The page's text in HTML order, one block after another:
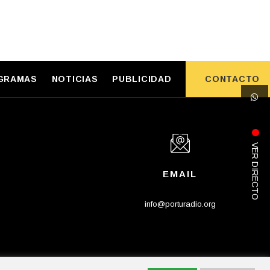
NOTICIAS PUBLICIDAD CONTACTO
EMAIL
info@porturadio.org
VER DIRECTO